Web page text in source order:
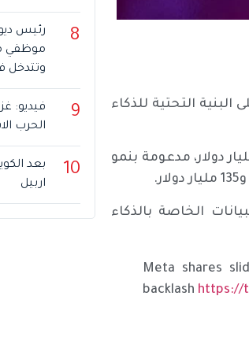
التحتية للذكاء
للعام الحالي، تتوقع الشركة الآن استثمارات رأسمالية تتراوح بين 125 و145 مليار دولار، مدعومة بنمو
مراكز البيانات الخاصة بالذكاء
Meta shares
backlash https://
8
رئيس
موظفي
وتتدخل
9
فيديو:
الحرب
10
بعد
اربيل